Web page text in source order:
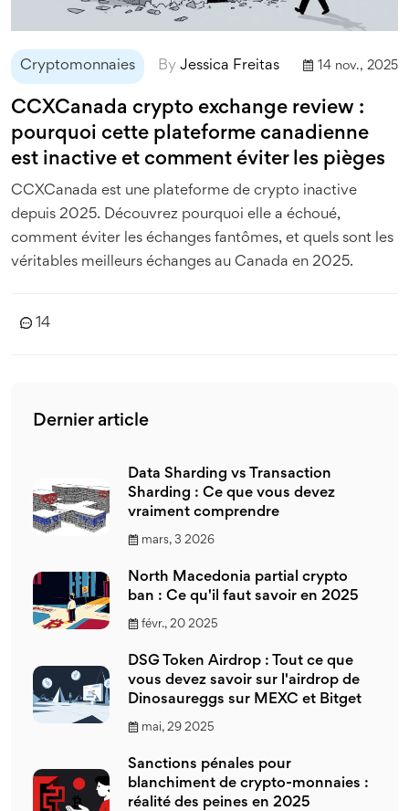
Cryptomonnaies By Jessica Freitas 14 nov., 2025
CCXCanada crypto exchange review :
pourquoi cette plateforme canadienne
est inactive et comment éviter les pièges
CCXCanada est une plateforme de crypto inactive
depuis 2025. Découvrez pourquoi elle a échoué,
comment éviter les échanges fantômes, et quels sont les
véritables meilleurs échanges au Canada en 2025.
14
Dernier article
Data Sharding vs Transaction
Sharding : Ce que vous devez
vraiment comprendre
mars, 3 2026
North Macedonia partial crypto
ban : Ce qu'il faut savoir en 2025
févr., 20 2025
DSG Token Airdrop : Tout ce que
vous devez savoir sur l'airdrop de
Dinosaureggs sur MEXC et Bitget
mai, 29 2025
Sanctions pénales pour
blanchiment de crypto-monnaies :
réalité des peines en 2025